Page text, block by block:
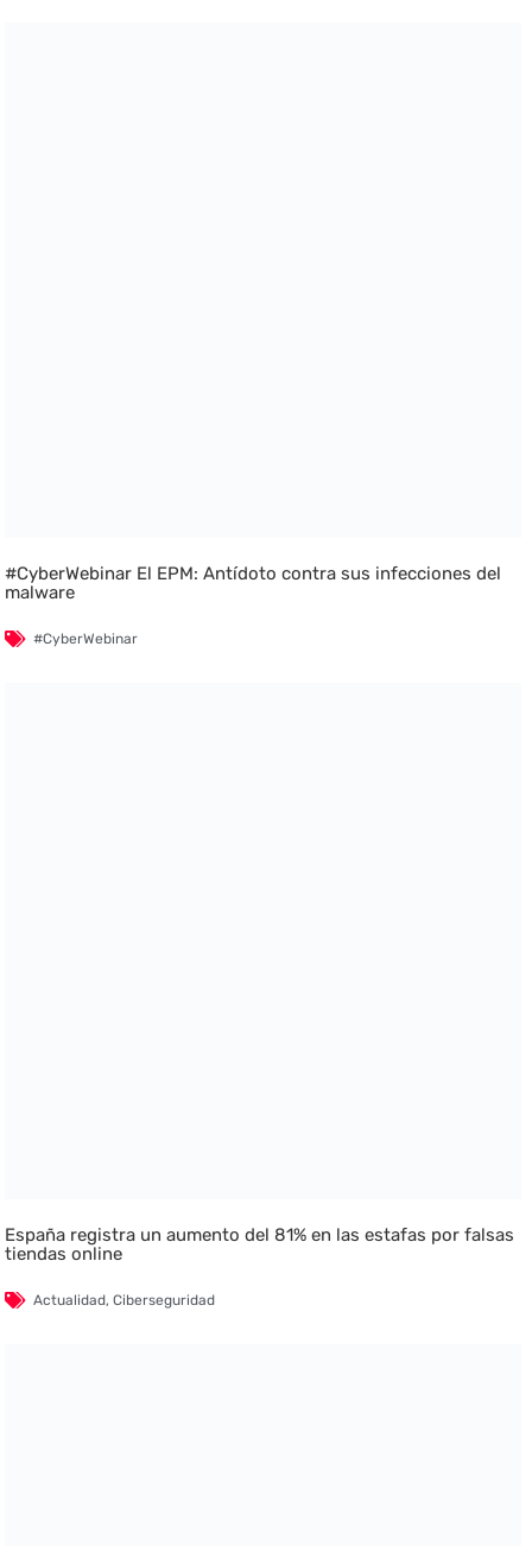
#CyberWebinar El EPM: Antídoto contra sus infecciones del
malware
#CyberWebinar
España registra un aumento del 81% en las estafas por falsas
tiendas online
Actualidad,Ciberseguridad